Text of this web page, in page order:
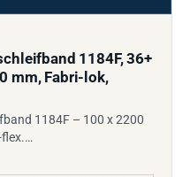
1184F, 36+
mm, Fabri-lok,
1184F – 100 x 2200
flex.…